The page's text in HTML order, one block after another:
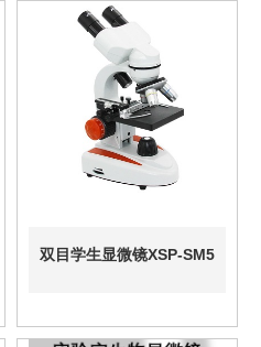
双目学生显微镜XSP-SM5